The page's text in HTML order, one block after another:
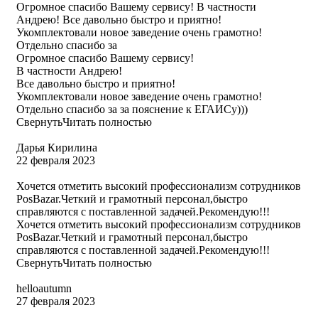
Огромное спасибо Вашему сервису! В частности
Андрею! Все давольно быстро и приятно!
Укомплектовали новое заведение очень грамотно!
Отдельно спасибо за
Огромное спасибо Вашему сервису!
В частности Андрею!
Все давольно быстро и приятно!
Укомплектовали новое заведение очень грамотно!
Отдельно спасибо за за пояснение к ЕГАИСу)))
СвернутьЧитать полностью
Дарья Кирилина
22 февраля 2023
Хочется отметить высокий профессионализм сотрудников
PosBazar.Четкий и грамотный персонал,быстро
справляются с поставленной задачей.Рекомендую!!!
Хочется отметить высокий профессионализм сотрудников
PosBazar.Четкий и грамотный персонал,быстро
справляются с поставленной задачей.Рекомендую!!!
СвернутьЧитать полностью
helloautumn
27 февраля 2023